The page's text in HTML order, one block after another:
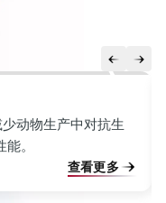
动物生产中对抗生
。
查看更多